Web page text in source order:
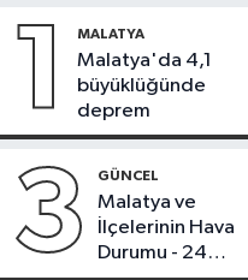
1 MALATYA
Malatya'da 4,1
büyüklüğünde
deprem
3 GÜNCEL
Malatya ve
İlçelerinin Hava
Durumu - 24